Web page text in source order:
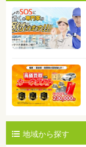
地域から探す